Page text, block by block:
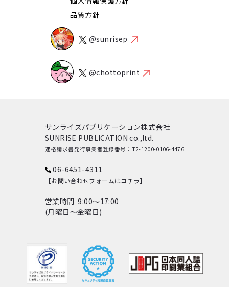
品質方針
@sunrisep
@chottoprint
サンライズパブリケーション株式会社
SUNRISE PUBLICATION co.,ltd.
適格請求書発行事業者登録番号：T2-1200-0106-4476
06-6451-4311
【お問い合わせフォームはコチラ】
営業時間 9:00～17:00
(月曜日～金曜日)